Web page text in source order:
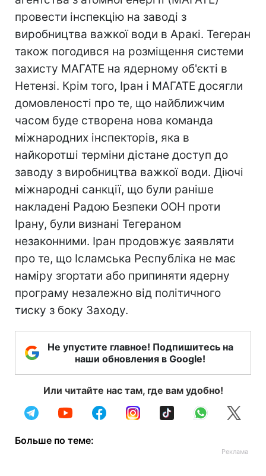
провести інспекцію на заводі з
виробництва важкої води в Аракі. Тегеран
також погодився на розміщення системи
захисту МАГАТЕ на ядерному об'єкті в
Нетензі. Крім того, Іран і МАГАТЕ досягли
домовленості про те, що найближчим
часом буде створена нова команда
міжнародних інспекторів, яка в
найкоротші терміни дістане доступ до
заводу з виробництва важкої води. Діючі
міжнародні санкції, що були раніше
накладені Радою Безпеки ООН проти
Ірану, були визнані Тегераном
незаконними. Іран продовжує заявляти
про те, що Ісламська Республіка не має
наміру згортати або припиняти ядерну
програму незалежно від політичного
тиску з боку Заходу.
Не упустите главное! Подпишитесь на
наши обновления в Google!
Или читайте нас там, где вам удобно!
Больше по теме: